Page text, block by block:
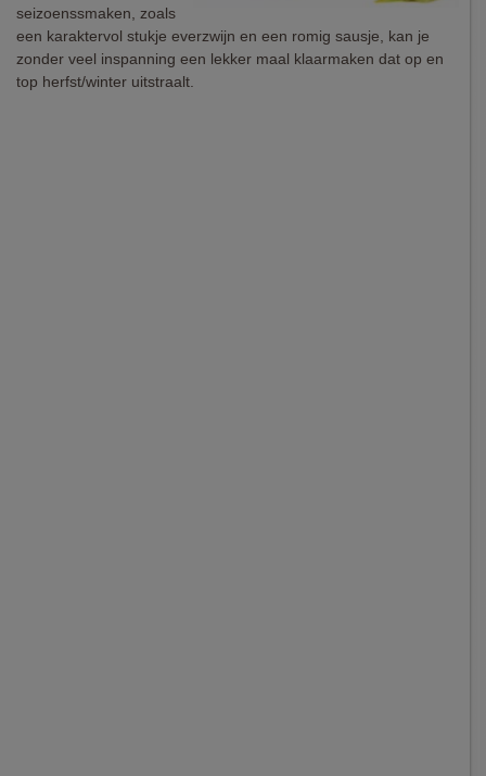
seizoenssmaken, zoals
een karaktervol stukje everzwijn en een romig sausje, kan je
zonder veel inspanning een lekker maal klaarmaken dat op en
top herfst/winter uitstraalt.